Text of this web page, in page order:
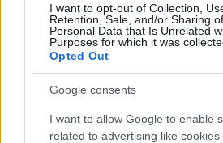
I want to opt-out of Collection,
Retention, Sale, and/or Sharing
Personal Data that Is Unrelated
Purposes for which it was
Opted Out
Google consents
I want to allow Google to enable
related to advertising like
Odissea e Spider-Man: i film che
l’estate al cinema
FUORI PORTA